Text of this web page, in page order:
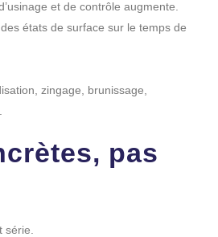
et de contrôle augmente.
états de surface sur le temps de
zingage, brunissage,
pas